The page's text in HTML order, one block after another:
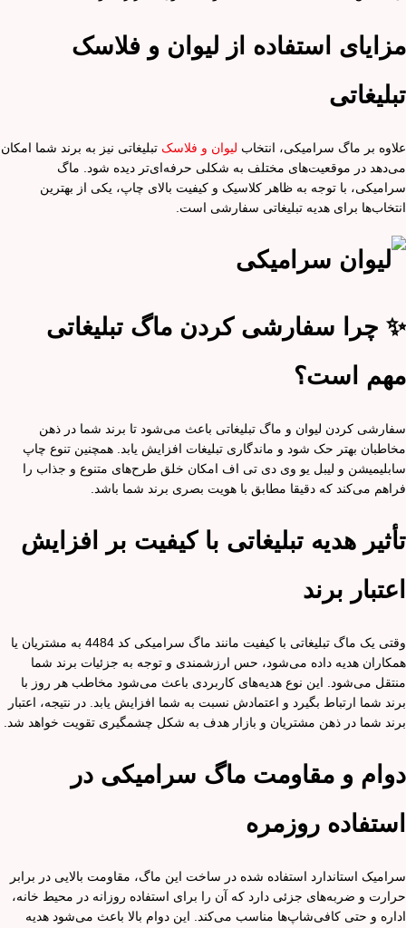
مزایای استفاده از لیوان و فلاسک
تبلیغاتی
علاوه بر ماگ سرامیکی، انتخاب لیوان و فلاسک تبلیغاتی نیز به برند شما امکان
می‌دهد در موقعیت‌های مختلف به شکلی حرفه‌ای‌تر دیده شود. ماگ
سرامیکی، با توجه به ظاهر کلاسیک و کیفیت بالای چاپ، یکی از بهترین
انتخاب‌ها برای هدیه تبلیغاتی سفارشی است.
✨ چرا سفارشی کردن ماگ تبلیغاتی
مهم است؟
سفارشی کردن لیوان و ماگ تبلیغاتی باعث می‌شود تا برند شما در ذهن
مخاطبان بهتر حک شود و ماندگاری تبلیغات افزایش یابد. همچنین تنوع چاپ
سابلیمیشن و لیبل یو وی دی تی اف امکان خلق طرح‌های متنوع و جذاب را
فراهم می‌کند که دقیقا مطابق با هویت بصری برند شما باشد.
تأثیر هدیه تبلیغاتی با کیفیت بر افزایش
اعتبار برند
وقتی یک ماگ تبلیغاتی با کیفیت مانند ماگ سرامیکی کد 4484 به مشتریان یا
همکاران هدیه داده می‌شود، حس ارزشمندی و توجه به جزئیات برند شما
منتقل می‌شود. این نوع هدیه‌های کاربردی باعث می‌شود مخاطب هر روز با
برند شما ارتباط بگیرد و اعتمادش نسبت به شما افزایش یابد. در نتیجه، اعتبار
برند شما در ذهن مشتریان و بازار هدف به شکل چشمگیری تقویت خواهد شد.
دوام و مقاومت ماگ سرامیکی در
استفاده روزمره
سرامیک استاندارد استفاده شده در ساخت این ماگ، مقاومت بالایی در برابر
حرارت و ضربه‌های جزئی دارد که آن را برای استفاده روزانه در محیط خانه،
اداره و حتی کافی‌شاپ‌ها مناسب می‌کند. این دوام بالا باعث می‌شود هدیه